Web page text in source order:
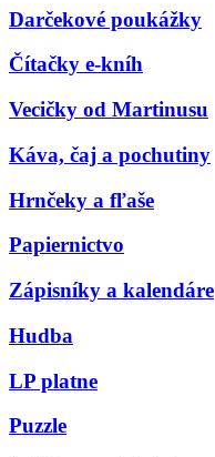
Darčekové poukážky
Čítačky e-kníh
Vecičky od Martinusu
Káva, čaj a pochutiny
Hrnčeky a fľaše
Papiernictvo
Zápisníky a kalendáre
Hudba
LP platne
Puzzle